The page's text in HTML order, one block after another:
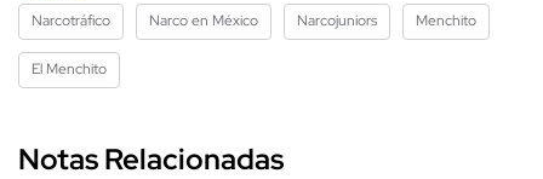
Narcotráfico Narco en México Narcojuniors Menchito
El Menchito
Notas Relacionadas